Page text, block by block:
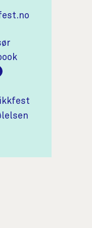
(åpnes i ny fane)
i ny fane)
(åpnes i ny